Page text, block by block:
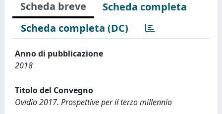
Scheda breve
Scheda completa
Scheda completa (DC)
Anno di pubblicazione
2018
Titolo del Convegno
Ovidio 2017. Prospettive per il terzo millennio